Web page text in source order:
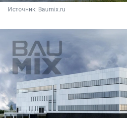
Источник: Baumix.ru